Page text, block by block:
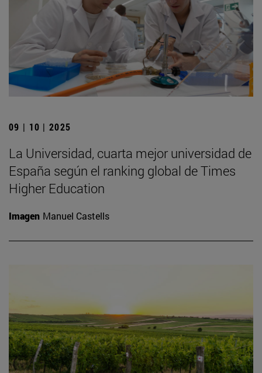
09 | 10 | 2025
La Universidad, cuarta mejor universidad de
España según el ranking global de Times
Higher Education
Imagen Manuel Castells